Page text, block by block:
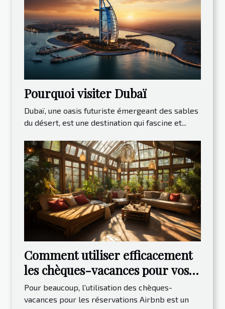
Pourquoi visiter Dubaï
Dubaï, une oasis futuriste émergeant des sables
du désert, est une destination qui fascine et...
Comment utiliser efficacement
les chèques-vacances pour vos
réservations Airbnb
Pour beaucoup, l'utilisation des chèques-
vacances pour les réservations Airbnb est un